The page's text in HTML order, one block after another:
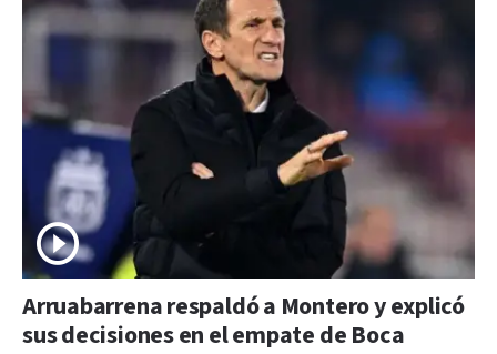
Arruabarrena respaldó a Montero y explicó
sus decisiones en el empate de Boca